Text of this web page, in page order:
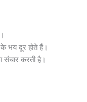
के भय दूर होते हैं।
संचार करती है।